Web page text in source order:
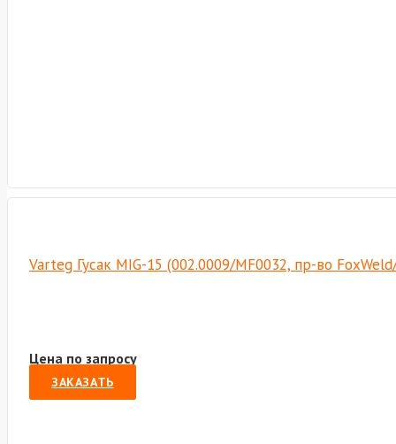
Varteg Гусак MIG-15 (002.0009/MF0032, пр-во
Цена по запросу
ЗАКАЗАТЬ